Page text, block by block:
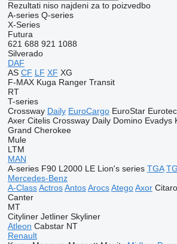
Rezultati niso najdeni za to poizvedbo
A-series Q-series
X-Series
Futura
621 688 921 1088
Silverado
DAF
AS CF LF XF XG
F-MAX Kuga Ranger Transit
RT
T-series
Crossway Daily EuroCargo EuroStar
Axer Citelis Crossway Daily Domino Evadys
Grand Cherokee
Mule
LTM
MAN
A-series F90 L2000 LE Lion's series TGA
Mercedes-Benz
A-Class Actros Antos Arocs Atego Axor Citaro
Canter
MT
Cityliner Jetliner Skyliner
Atleon Cabstar NT
Renault